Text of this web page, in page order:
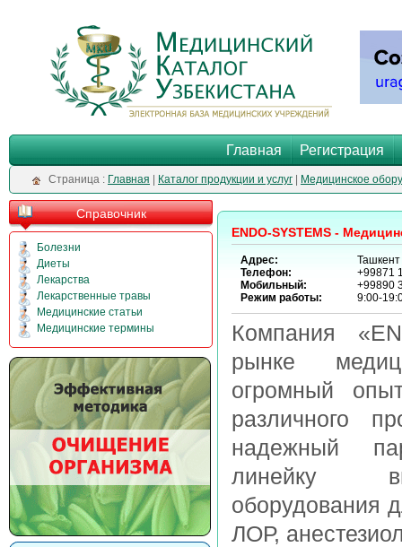
Главная Регистрация
Cтраница : Главная Каталог продукции и услуг Медицинское
Справочник
Болезни
Диеты
Лекарства
Лекарственные травы
Медицинские статьи
Медицинские термины
ENDO-SYSTEMS -
Адрес:
Телефон:
Мобильный:
Режим работы:
Ташкент
+99871
+99890
9:00-
Компания
рынке
огромный
различного
надежный
линейку
оборудования
ЛОР,